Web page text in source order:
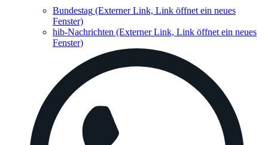
Bundestag (Externer Link, Link öffnet ein neues
Fenster)
hib-Nachrichten (Externer Link, Link öffnet ein neues
Fenster)